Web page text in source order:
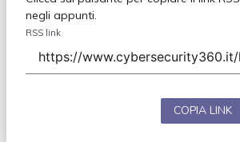
negli appunti.
RSS link
COPIA LINK